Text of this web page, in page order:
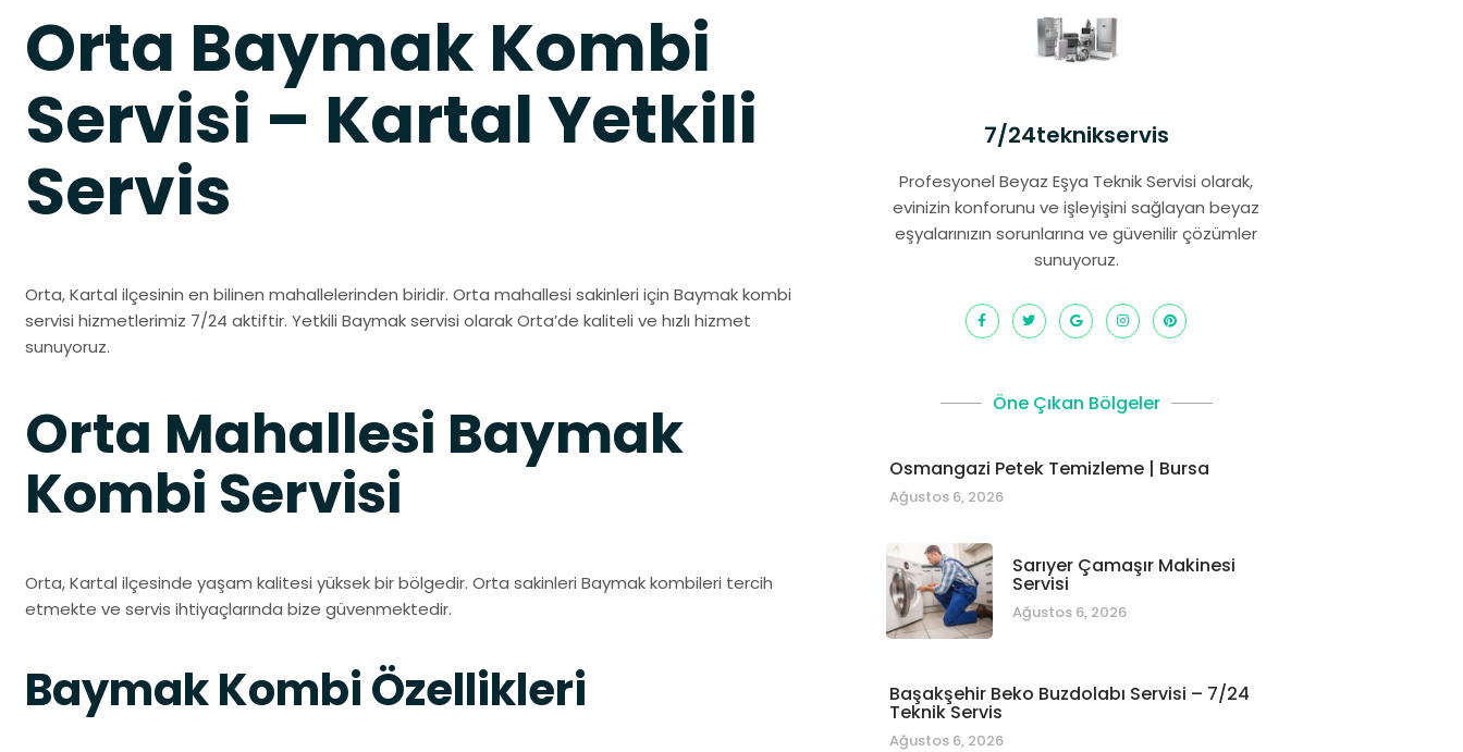
Orta Baymak Kombi
Servisi – Kartal Yetkili
Servis
Orta, Kartal ilçesinin en bilinen mahallelerinden biridir. Orta mahallesi sakinleri için Baymak kombi
servisi hizmetlerimiz 7/24 aktiftir. Yetkili Baymak servisi olarak Orta’de kaliteli ve hızlı hizmet
sunuyoruz.
Orta Mahallesi Baymak
Kombi Servisi
Orta, Kartal ilçesinde yaşam kalitesi yüksek bir bölgedir. Orta sakinleri Baymak kombileri tercih
etmekte ve servis ihtiyaçlarında bize güvenmektedir.
Baymak Kombi Özellikleri
7/24teknikservis
Profesyonel Beyaz Eşya Teknik Servisi olarak,
evinizin konforunu ve işleyişini sağlayan beyaz
eşyalarınızın sorunlarına ve güvenilir çözümler
sunuyoruz.
Öne Çıkan Bölgeler
Osmangazi Petek Temizleme | Bursa
Ağustos 6, 2026
Sarıyer Çamaşır Makinesi
Servisi
Ağustos 6, 2026
Başakşehir Beko Buzdolabı Servisi – 7/24
Teknik Servis
Ağustos 6, 2026